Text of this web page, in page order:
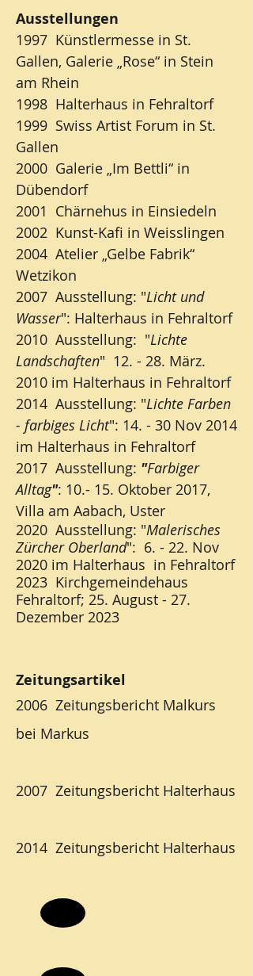
Ausstellungen
1997 Künstlermesse in St.
Gallen, Galerie „Rose“ in Stein
am Rhein
1998 Halterhaus in Fehraltorf
1999 Swiss Artist Forum in St.
Gallen
2000 Galerie „Im Bettli“ in
Dübendorf
2001 Chärnehus in Einsiedeln
2002 Kunst-Kafi in Weisslingen
2004 Atelier „Gelbe Fabrik“
Wetzikon
2007 Ausstellung: "Licht und
Wasser": Halterhaus in Fehraltorf
2010 Ausstellung: "Lichte
Landschaften" 12. - 28. März.
2010 im Halterhaus in Fehraltorf
2014 Ausstellung: "Lichte Farben
- farbiges Licht": 14. - 30 Nov 2014
im Halterhaus in Fehraltorf
2017 Ausstellung: "Farbiger
Alltag": 10.- 15. Oktober 2017,
Villa am Aabach, Uster
2020 Ausstellung: "Malerisches
Zürcher Oberland": 6. - 22. Nov
2020 im Halterhaus in Fehraltorf
2023 Kirchgemeindehaus
Fehraltorf; 25. August - 27.
Dezember 2023
Zeitungsartikel
2006 Zeitungsbericht Malkurs
bei Markus
2007 Zeitungsbericht Halterhaus
2014 Zeitungsbericht Halterhaus